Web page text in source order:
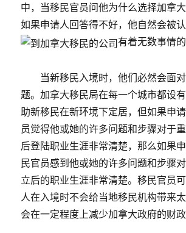
中，当移民官员问他为什么选择加拿大
如果申请人回答得不好，他自然会被
有着无数事情的
当新移民入境时，他们必然会面对
题。加拿大移民局在每一个城市都设
助新移民在新环境下定居，但如果申
员觉得他或她的许多问题和步骤对于
后登陆职业生涯非常清楚，那么如果
民官员感到他或她的许多问题和步骤
立后的职业生涯非常清楚。移民官员
人在入境时不会给当地移民机构带来
会在一定程度上减少加拿大政府的财政